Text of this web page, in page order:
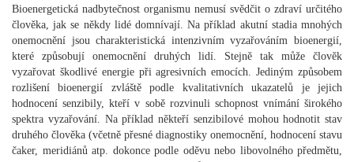
Bioenergetická nadbytečnost organismu nemusí svědčit o zdraví určitého
člověka, jak se někdy lidé domnívají. Na příklad akutní stadia mnohých
onemocnění jsou charakteristická intenzivním vyzařováním bioenergií,
které způsobují onemocnění druhých lidí. Stejně tak může člověk
vyzařovat škodlivé energie při agresivních emocích. Jediným způsobem
rozlišení bioenergií zvláště podle kvalitativních ukazatelů je jejich
hodnocení senzibily, kteří v sobě rozvinuli schopnost vnímání širokého
spektra vyzařování. Na příklad někteří senzibilové mohou hodnotit stav
druhého člověka (včetně přesné diagnostiky onemocnění, hodnocení stavu
čaker, meridiánů atp. dokonce podle oděvu nebo libovolného předmětu,